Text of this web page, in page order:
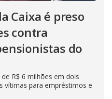
Caixa é preso
contra
do
R$ 6 milhões em dois
vítimas para empréstimos e